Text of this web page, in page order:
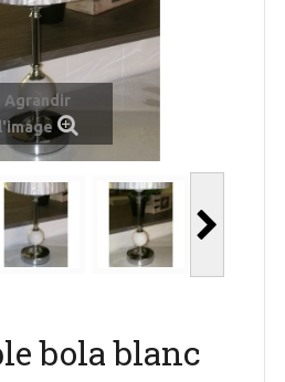
Agrandir
l'image
bola blanc